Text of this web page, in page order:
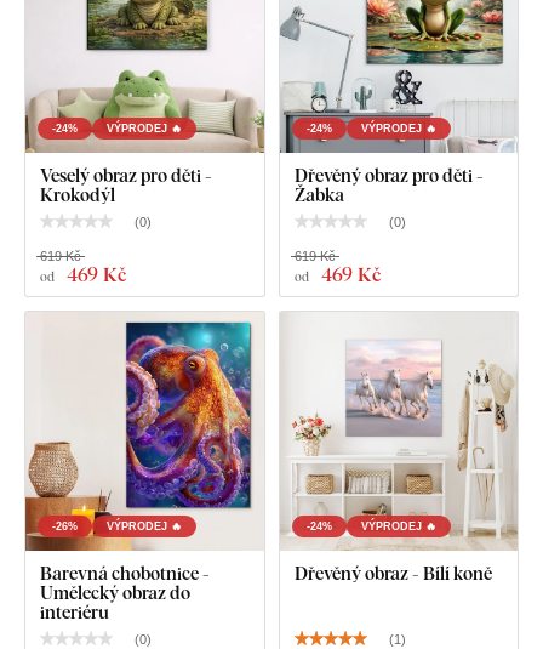
Co najdete v balíku?
Rozprávkový obraz - Chobotnička
Vopředu namontovaný háček / háčky na druhé straně
obrazu
Přehledný návod na montáž
-24% VÝPRODEJ 🔥
Veselý obraz pro děti -
Krokodýl
(0)
od 469 Kč
619 Kč
-24% VÝPRODEJ 🔥
Dřevěný obraz pro děti -
Žabka
(0)
od 469 Kč
619 Kč
-26% VÝPRODEJ 🔥
Barevná chobotnice -
Umělecký obraz do
interiéru
(0)
-24% VÝPRODEJ 🔥
Dřevěný obraz - Bílí koně
(1)